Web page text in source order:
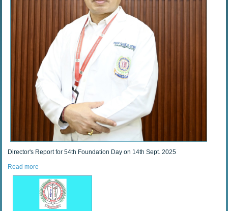
Director's Report for 54th Foundation Day on 14th Sept. 2025
Read more